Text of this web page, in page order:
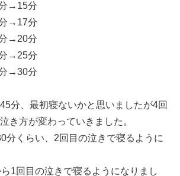
→15分
→17分
→20分
→25分
→30分
分、最初寝ないかと思いましたが4回
き方が変わっていきました。
分くらい、2回目の泣きで寝るように
1回目の泣きで寝るようになりまし